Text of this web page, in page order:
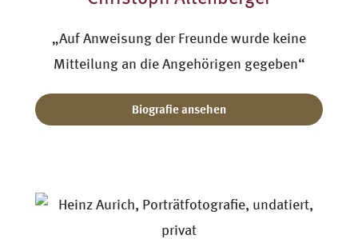
„Auf Anweisung der Freunde wurde keine
Mitteilung an die Angehörigen gegeben“
Biografie ansehen